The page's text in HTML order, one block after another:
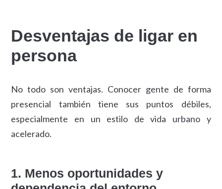
Desventajas de ligar en
persona
No todo son ventajas. Conocer gente de forma
presencial también tiene sus puntos débiles,
especialmente en un estilo de vida urbano y
acelerado.
1. Menos oportunidades y